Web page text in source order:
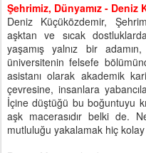
Şehrimiz, Dünyamız - Deniz
Deniz Küçüközdemir,
aşktan ve sıcak
yaşamış yalnız bir
üniversitenin felsefe
asistanı olarak akademik
çevresine, insanlara
İçine düştüğü bu boğuntuyu
aşk macerasıdır belki de.
mutluluğu yakalamak hiç kolay